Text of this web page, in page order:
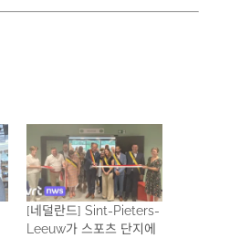
[네덜란드] Sint-Pieters-
Leeuw가 스포츠 단지에